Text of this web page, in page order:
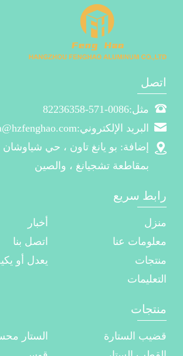
اتصل
مثل:0086-571-82236358
البريد الإلكتروني:mia@hzfenghao.com
إضافة: بو يانغ تاون ، حي شياوشان
بمقاطعة تشجيانغ ، والصين
رابط سريع
منزل
أخبار
معلومات عنا
اتصل بنا
منتجات
يعدل أو
التعليمات
منتجات
قضيب الستارة
الستار